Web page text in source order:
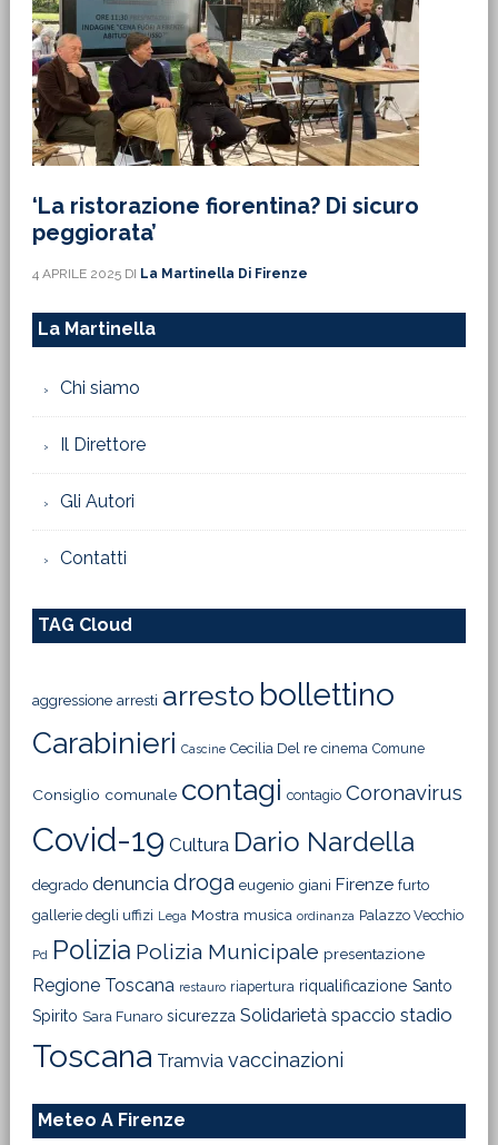
‘La ristorazione fiorentina? Di sicuro
peggiorata’
4 APRILE 2025DI La Martinella Di Firenze
La Martinella
Chi siamo
Il Direttore
Gli Autori
Contatti
TAG Cloud
aggressione arresti arresto bollettino
Carabinieri Cascine Cecilia Del re cinema Comune
Consiglio comunale contagi contagio Coronavirus
Covid-19 Cultura Dario Nardella
degrado denuncia droga eugenio giani Firenze furto
gallerie degli uffizi Lega Mostra musica ordinanza Palazzo Vecchio
Pd Polizia Polizia Municipale presentazione
Regione Toscana restauro riapertura riqualificazione Santo
Spirito Sara Funaro sicurezza Solidarietà spaccio stadio
Toscana Tramvia vaccinazioni
Meteo A Firenze